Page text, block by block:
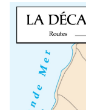
La Tour de Garde annonce le Royaume de Jéhovah 1992